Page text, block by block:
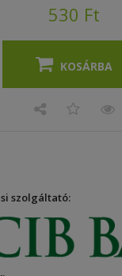
530 Ft
KOSÁRBA
szolgáltató: